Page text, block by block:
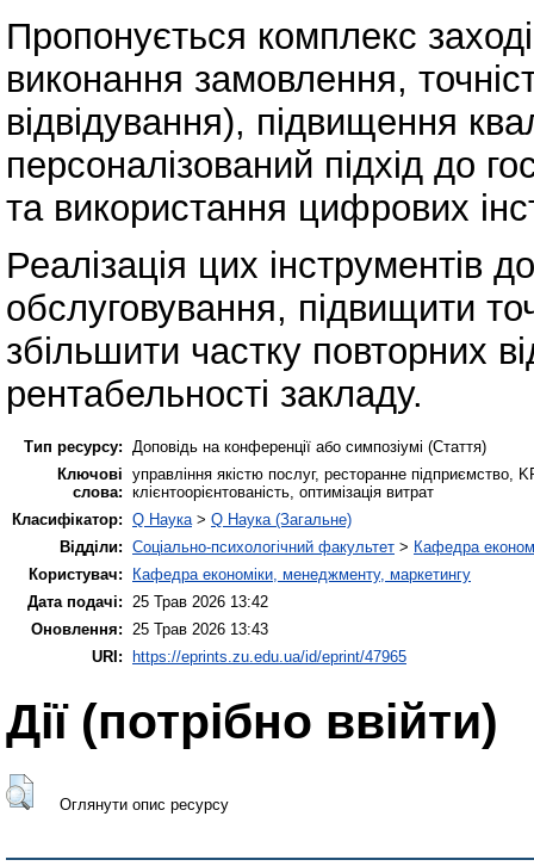
Пропонується комплекс
виконання замовлення,
відвідування), підвищення
персоналізований підхід до
та використання цифрових
Реалізація цих інструментів
обслуговування, підвищити
збільшити частку повторних
рентабельності закладу.
Тип ресурсу: Доповідь на конференції або симпозіумі (Стаття)
Ключові
слова:
управління якістю послуг, ресторанне підприємство,
клієнтоорієнтованість, оптимізація витрат
Класифікатор: Q Наука> Q Наука (Загальне)
Відділи: Соціально-психологічний факультет > Кафедра
Користувач:
Кафедра економіки, менеджменту, маркетингу
Дата подачі: 25 Трав 2026 13:42
Оновлення: 25 Трав 2026 13:43
URI:
https://eprints.zu.edu.ua/id/eprint/47965
Дії ​​(потрібно ввійти)
Оглянути опис ресурсу